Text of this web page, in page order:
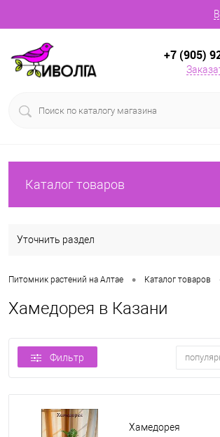
+7 (905)
Каталог товаров
Уточнить раздел
Питомник растений на Алтае • Каталог товаров
Хамедорея в Казани
Фильтр
Хамедорея